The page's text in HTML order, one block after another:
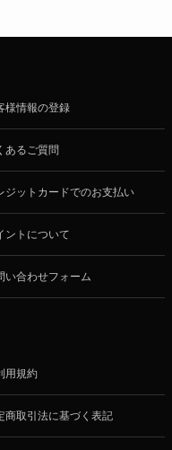
様情報の登録
あるご質問
ジットカードでのお支払い
ントについて
い合わせフォーム
用規約
商取引法に基づく表記